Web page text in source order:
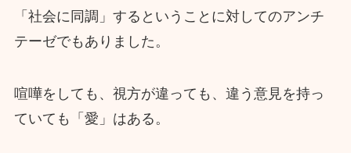
「社会に同調」するということに対してのアンチ
テーゼでもありました。
喧嘩をしても、視方が違っても、違う意見を持っ
ていても「愛」はある。